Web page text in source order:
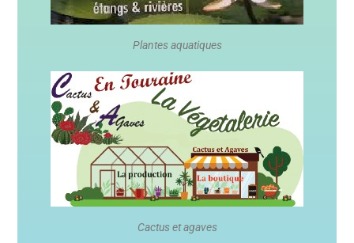
Plantes aquatiques
Cactus et agaves